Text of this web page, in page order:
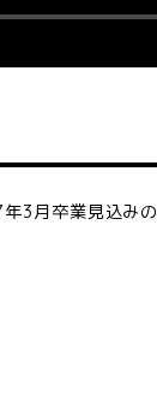
3月卒業見込み